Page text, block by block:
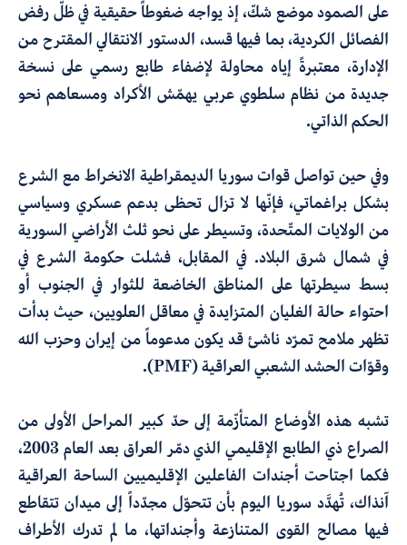
على الصمود موضع شكّ، إذ يواجه ضغوطاً حقيقية في ظلّ رفض
الفصائل الكردية،بما فيها قسد، الدستور الانتقالي المقترح من
الإدارة، معتبرةً إياه محاولة لإضفاء طابع رسمي على نسخة
جديدة من نظام سلطوي عربي يهمّش الأكراد ومسعاهم نحو
الحكم الذاتي.
وفي حين تواصل قوات سوريا الديمقراطية الانخراط مع الشرع
بشكل براغماتي، فإنّها لا تزال تحظى بدعم عسكري وسياسي
من الولايات المتّحدة، وتسيطر على نحو ثلث الأراضي السورية
في شمال شرق البلاد. في المقابل، فشلت حكومة الشرع في
بسط سيطرتها على المناطق الخاضعة للثوار في الجنوب أو
احتواء حالة الغليان المتزايدة في معاقل العلويين، حيث بدأت
تظهر ملامح تمرّد ناشئ قد يكون مدعوماً من إيران وحزب الله
وقوّات الحشد الشعبي العراقية(
PMF
).
تشبه هذه الأوضاع المتأزّمة إلى حدّ كبير المراحل الأولى من
الصراع
ذي الطابع الإقليمي الذي دمّر العراق بعد العام 2003،
فكما اجتاحت أجندات الفاعلين الإقليميين الساحة العراقية
آنذاك، تُهدَّد سوريا اليوم بأن تتحوّل مجدّداً إلى ميدان تتقاطع
فيها مصالح القوى المتنازعة وأجنداتها، ما لم تدرك الأطراف